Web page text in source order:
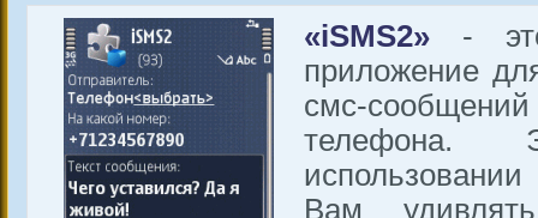
«iSMS2» -
приложение
смс-
Вам